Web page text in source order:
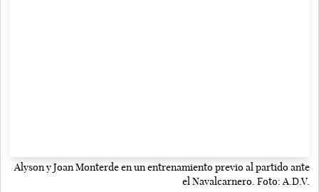
Alyson y Joan Monterde en un entrenamiento previo al partido ante
el Navalcarnero. Foto: A.D.V.